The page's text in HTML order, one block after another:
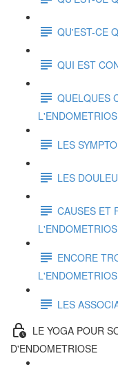
QU'EST-CE
QUI EST
QUELQUES
LES
LES
CAUSES ET
ENCORE
LES
LE YOGA POUR
D'ENDOMETRIOSE